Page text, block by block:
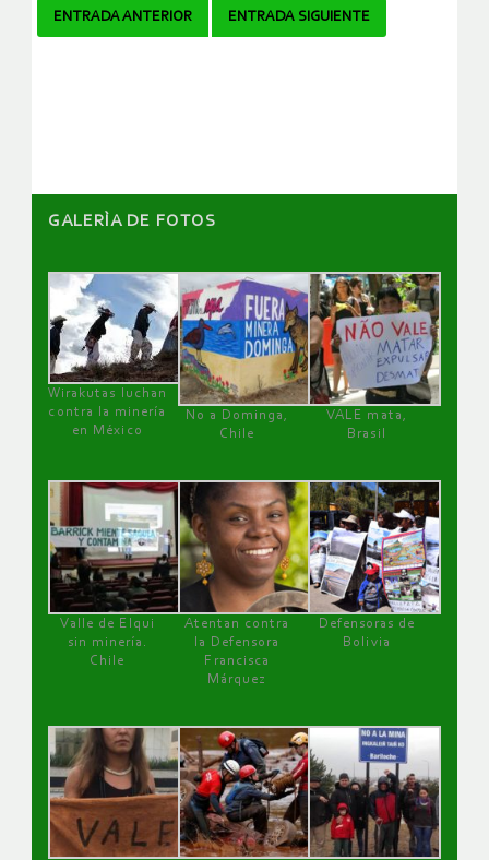
Navegador
ENTRADA ANTERIOR ENTRADA SIGUIENTE
GALERÌA DE FOTOS
Wirakutas luchan
contra la minería
en México
No a Dominga,
Chile
VALE mata,
Brasil
Valle de Elqui
sin minería.
Chile
Atentan contra
la Defensora
Francisca
Márquez
Defensoras de
Bolivia